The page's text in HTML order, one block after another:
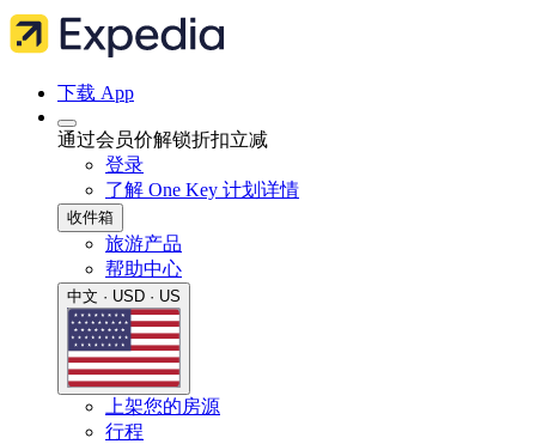
下载 App
通过会员价解锁折扣立减
登录
了解 One Key 计划详情
收件箱
旅游产品
帮助中心
中文 · USD · US
上架您的房源
行程